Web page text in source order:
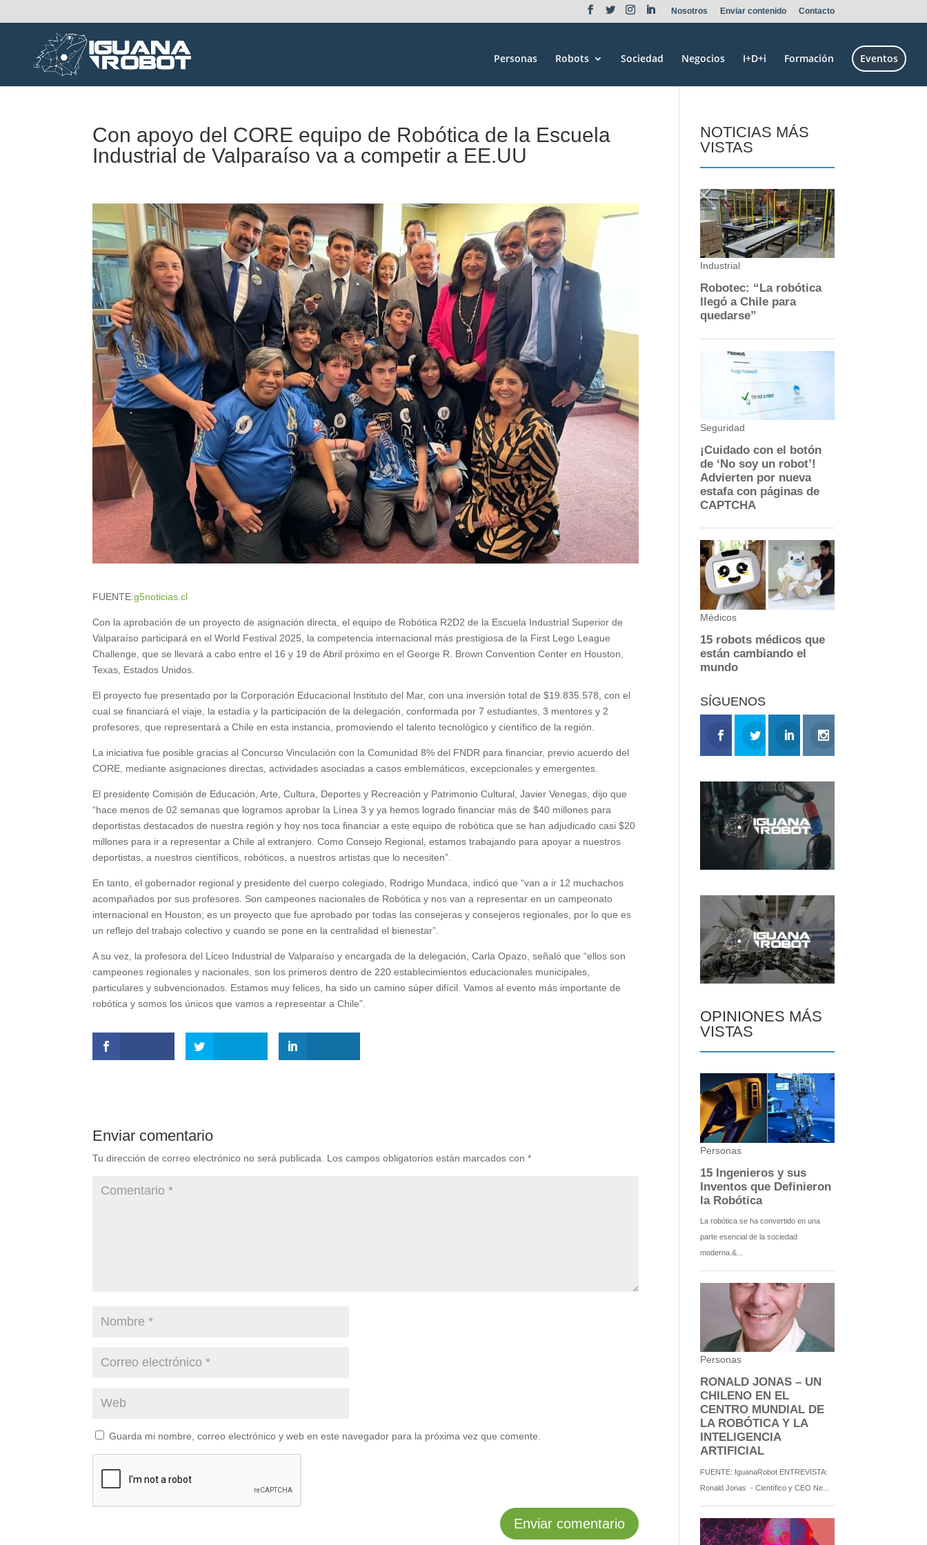
Nosotros Enviar contenido Contacto
Personas Robots Sociedad Negocios I+D+i Formación Eventos
Con apoyo del CORE equipo de Robótica de la Escuela
Industrial de Valparaíso va a competir a EE.UU
FUENTE:g5noticias.cl
Con la aprobación de un proyecto de asignación directa, el equipo de Robótica R2D2 de la Escuela Industrial Superior de
Valparaíso participará en el World Festival 2025, la competencia internacional más prestigiosa de la First Lego League
Challenge, que se llevará a cabo entre el 16 y 19 de Abril próximo en el George R. Brown Convention Center en Houston,
Texas, Estados Unidos.
El proyecto fue presentado por la Corporación Educacional Instituto del Mar, con una inversión total de $19.835.578, con el
cual se financiará el viaje, la estadía y la participación de la delegación, conformada por 7 estudiantes, 3 mentores y 2
profesores, que representará a Chile en esta instancia, promoviendo el talento tecnológico y científico de la región.
La iniciativa fue posible gracias al Concurso Vinculación con la Comunidad 8% del FNDR para financiar, previo acuerdo del
CORE, mediante asignaciones directas, actividades asociadas a casos emblemáticos, excepcionales y emergentes.
El presidente Comisión de Educación, Arte, Cultura, Deportes y Recreación y Patrimonio Cultural, Javier Venegas, dijo que
“hace menos de 02 semanas que logramos aprobar la Línea 3 y ya hemos logrado financiar más de $40 millones para
deportistas destacados de nuestra región y hoy nos toca financiar a este equipo de robótica que se han adjudicado casi $20
millones para ir a representar a Chile al extranjero. Como Consejo Regional, estamos trabajando para apoyar a nuestros
deportistas, a nuestros científicos, robóticos, a nuestros artistas que lo necesiten”.
En tanto, el gobernador regional y presidente del cuerpo colegiado, Rodrigo Mundaca, indicó que “van a ir 12 muchachos
acompañados por sus profesores. Son campeones nacionales de Robótica y nos van a representar en un campeonato
internacional en Houston; es un proyecto que fue aprobado por todas las consejeras y consejeros regionales, por lo que es
un reflejo del trabajo colectivo y cuando se pone en la centralidad el bienestar”.
A su vez, la profesora del Liceo Industrial de Valparaíso y encargada de la delegación, Carla Opazo, señaló que “ellos son
campeones regionales y nacionales, son los primeros dentro de 220 establecimientos educacionales municipales,
particulares y subvencionados. Estamos muy felices, ha sido un camino súper difícil. Vamos al evento más importante de
robótica y somos los únicos que vamos a representar a Chile”.
Enviar comentario
Tu dirección de correo electrónico no será publicada. Los campos obligatorios están marcados con*
Guarda mi nombre, correo electrónico y web en este navegador para la próxima vez que comente.
NOTICIAS MÁS
VISTAS
SÍGUENOS
OPINIONES MÁS
VISTAS